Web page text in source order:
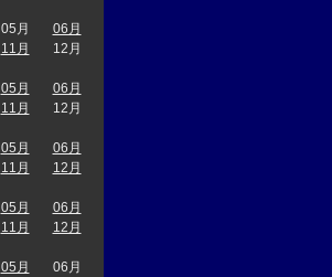
05月
06月
11月
12月
05月
06月
11月
12月
05月
06月
11月
12月
05月
06月
11月
12月
05月 06月